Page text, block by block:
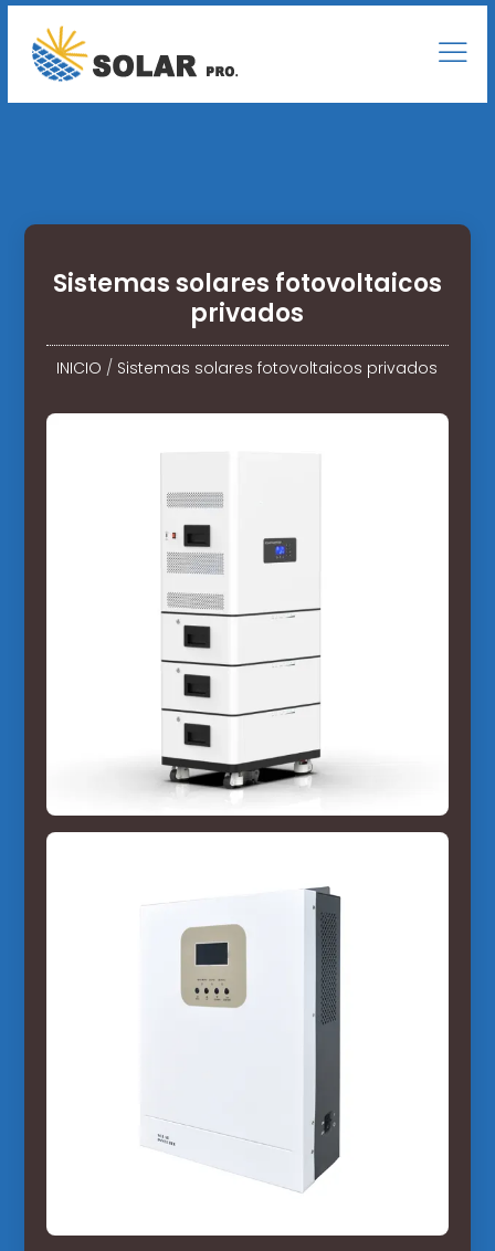
Sistemas solares fotovoltaicos
privados
INICIO / Sistemas solares fotovoltaicos privados